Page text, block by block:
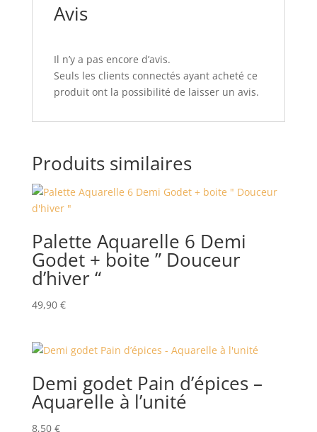
Avis
Il n’y a pas encore d’avis.
Seuls les clients connectés ayant acheté ce
produit ont la possibilité de laisser un avis.
Produits similaires
Palette Aquarelle 6 Demi
Godet + boite ” Douceur
d’hiver “
49,90 €
Demi godet Pain d’épices –
Aquarelle à l’unité
8,50 €